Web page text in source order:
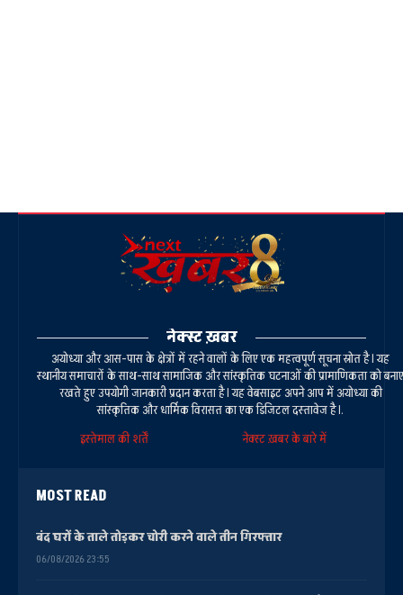
नेक्स्ट ख़बर
अयोध्या और आस-पास के क्षेत्रों में रहने वालों के लिए एक महत्वपूर्ण सूचना स्रोत है। यह
स्थानीय समाचारों के साथ-साथ सामाजिक और सांस्कृतिक घटनाओं की प्रामाणिकता को बनाए
रखते हुए उपयोगी जानकारी प्रदान करता है। यह वेबसाइट अपने आप में अयोध्या की
सांस्कृतिक और धार्मिक विरासत का एक डिजिटल दस्तावेज है।.
इस्तेमाल की शर्तें
नेक्स्ट ख़बर के बारे में
MOST READ
बंद घरों के ताले तोड़कर चोरी करने वाले तीन गिरफ्तार
06/08/2026 23:55